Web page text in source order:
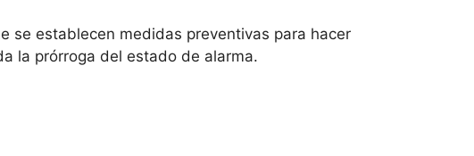
se establecen medidas preventivas para hacer
la prórroga del estado de alarma.